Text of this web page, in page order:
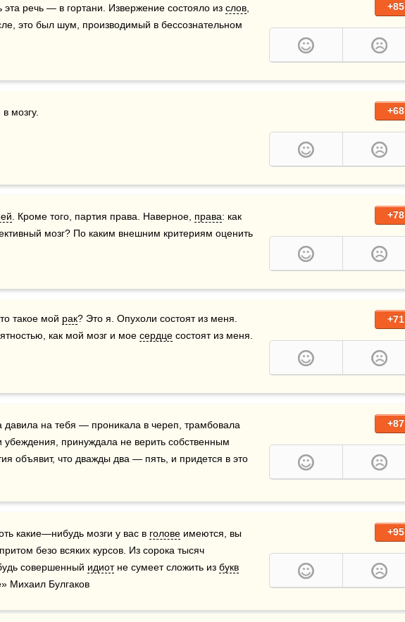
+85
речь — в гортани. Извержение состояло из слов
это был шум, производимый в бессознательном
+68
мозгу.
+78
. Кроме того, партия права. Наверное, права: как
мозг? По каким внешним критериям оценить
+71
такое мой рак? Это я. Опухоли состоят из меня.
как мой мозг и мое сердце состоят из меня.
+87
давила на тебя — проникала в череп, трамбовала
объявит, что дважды два — пять, и придется в это
+95
какие—нибудь мозги у вас в голове имеются, вы
безо всяких курсов. Из сорока тысяч
совершенный идиот не сумеет сложить из букв
Михаил Булгаков